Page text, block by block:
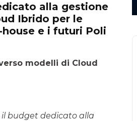
alla gestione
Ibrido per le
e i futuri Poli
modelli di Cloud
il budget dedicato alla